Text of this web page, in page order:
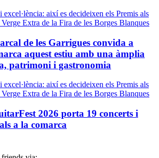
de les Garrigues convida a
aquest estiu amb una àmplia
patrimoni i gastronomia
2026 porta 19 concerts i
a la comarca